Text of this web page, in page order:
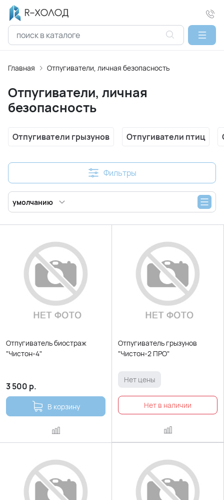
Главная Отпугиватели, личная безопасность
Отпугиватели, личная
безопасность
Отпугиватели грызунов Отпугиватели птиц
Фильтры
умолчанию
Отпугиватель биостраж
"Чистон-4"
3 500 р.
В корзину
Отпугиватель грызунов
"Чистон-2 ПРО"
Нет цены